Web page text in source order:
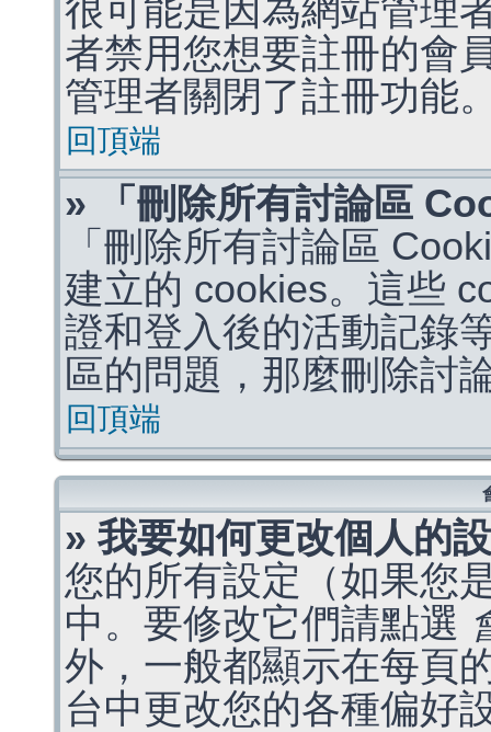
很可能是因為網站管理
者禁用您想要註冊的會
管理者關閉了註冊功能
回頂端
» 「刪除所有討論區
「刪除所有討論區
建立的 cookies。這些
證和登入後的活動記錄
區的問題，那麼刪除討
回頂端
» 我要如何更改個人的
您的所有設定（如果您
中。要修改它們請點選
外，一般都顯示在每頁
台中更改您的各種偏好